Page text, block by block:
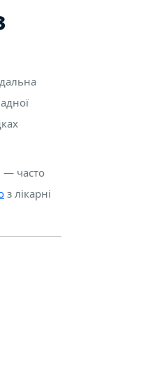
— часто
з лікарні